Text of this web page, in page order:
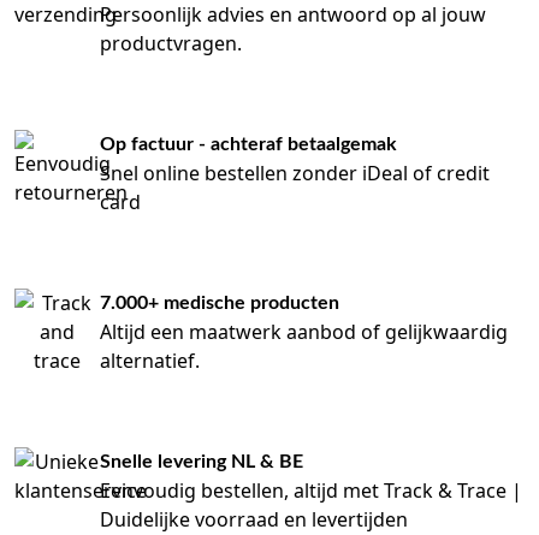
Persoonlijk advies en antwoord op al jouw
productvragen.
Op factuur - achteraf betaalgemak
Snel online bestellen zonder iDeal of credit
card
7.000+ medische producten
Altijd een maatwerk aanbod of gelijkwaardig
alternatief.
Snelle levering NL & BE
Eenvoudig bestellen, altijd met Track & Trace |
Duidelijke voorraad en levertijden